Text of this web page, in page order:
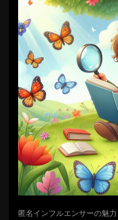
匿名インフルエンサーの魅